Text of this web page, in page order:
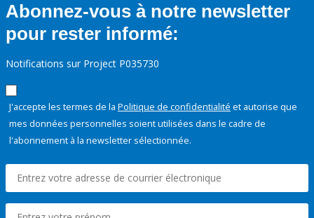
Abonnez-vous à notre newsletter
pour rester informé:
Notifications sur Project P035730
J'accepte les termes de la Politique de confidentialité et autorise que
mes données personnelles soient utilisées dans le cadre de
l'abonnement à la newsletter sélectionnée.